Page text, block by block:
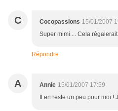
C Cocopassions 15/01/2007
Super mimi.... Cela
Répondre
A Annie 15/01/2007 17:59
Il en reste un peu pour moi